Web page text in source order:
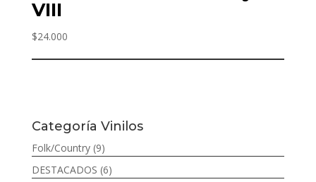
VIII
$24.000
Categoría Vinilos
Folk/Country (9)
DESTACADOS (6)